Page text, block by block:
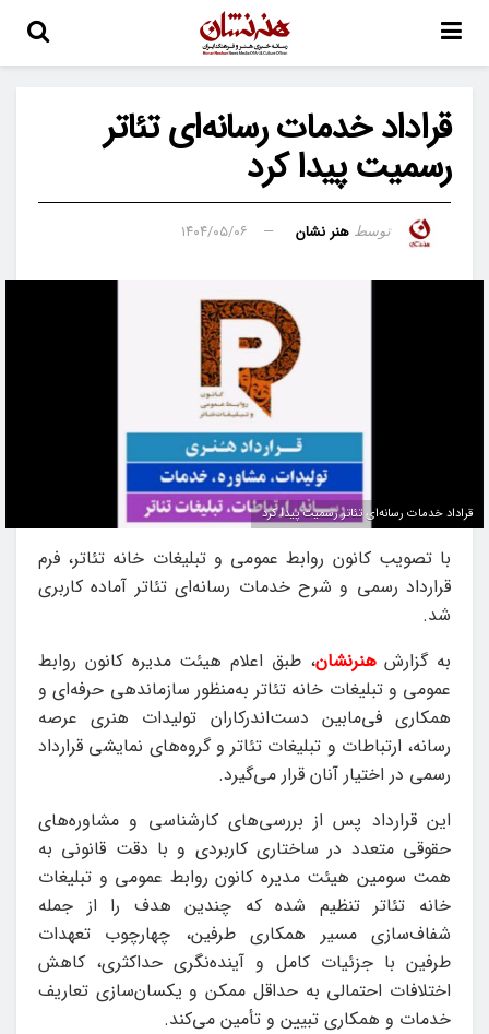
قراداد خدمات رسانه‌ای تئاتر
رسمیت پیدا کرد
توسط هنر نشان ۱۴۰۴/۰۵/۰۶
قراداد خدمات رسانه‌ای تئاتر رسمیت پیدا کرد
با تصویب کانون روابط عمومی و تبلیغات خانه تئاتر، فرم
قرارداد رسمی و شرح خدمات رسانه‌ای تئاتر آماده کاربری
شد.
به گزارشهنرنشان، طبق اعلام هیئت مدیره کانون روابط
عمومی و تبلیغات خانه تئاتر به‌منظور سازماندهی حرفه‌ای و
همکاری فی‌مابین دست‌اندرکاران تولیدات هنری عرصه
رسانه، ارتباطات و تبلیغات تئاتر و گروه‌های نمایشی قرارداد
رسمی در اختیار آنان قرار می‌گیرد.
این قرارداد پس از بررسی‌های کارشناسی و مشاوره‌های
حقوقی متعدد در ساختاری کاربردی و با دقت قانونی به
همت سومین هیئت مدیره کانون روابط عمومی و تبلیغات
خانه تئاتر تنظیم شده که چندین هدف را از جمله
شفاف‌سازی مسیر همکاری طرفین، چهارچوب تعهدات
طرفین با جزئیات کامل و آینده‌نگری حداکثری، کاهش
اختلافات احتمالی به حداقل ممکن و یکسان‌سازی تعاریف
خدمات و همکاری تبیین و تأمین می‌کند.